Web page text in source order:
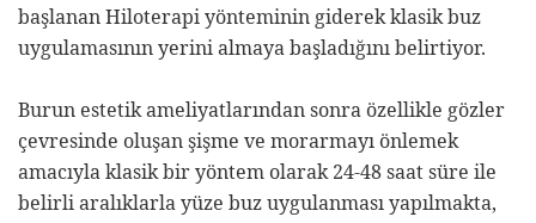
başlanan Hiloterapi yönteminin giderek klasik buz
uygulamasının yerini almaya başladığını belirtiyor.
Burun estetik ameliyatlarından sonra özellikle gözler
çevresinde oluşan şişme ve morarmayı önlemek
amacıyla klasik bir yöntem olarak 24-48 saat süre ile
belirli aralıklarla yüze buz uygulanması yapılmakta,